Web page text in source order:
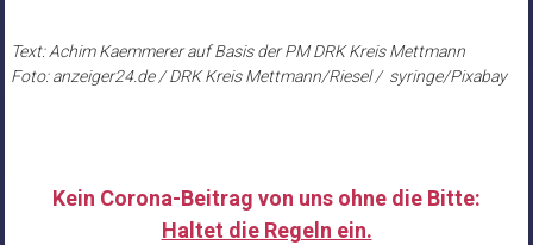
Text: Achim Kaemmerer auf Basis der PM DRK Kreis Mettmann
Foto: anzeiger24.de / DRK Kreis Mettmann/Riesel / syringe/Pixabay
Kein Corona-Beitrag von uns ohne die Bitte:
Haltet die Regeln ein.